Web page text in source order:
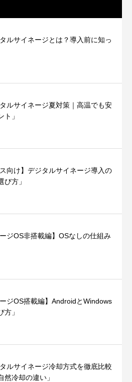
ルサイネージとは？導入前に知っ
ルサイネージ夏対策｜高温でも安
」
向け】デジタルサイネージ導入の
び方」
ジOS非搭載編】OSなしの仕組み
ジOS搭載編】AndroidとWindows
」
ルサイネージ冷却方式を徹底比較
然冷却の違い」